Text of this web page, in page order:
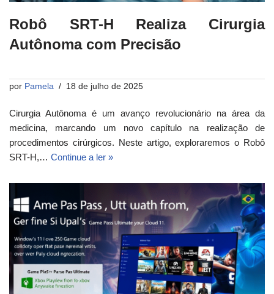
Robô SRT-H Realiza Cirurgia
Autônoma com Precisão
por Pamela 18 de julho de 2025
Cirurgia Autônoma é um avanço revolucionário na área da
medicina, marcando um novo capítulo na realização de
procedimentos cirúrgicos. Neste artigo, exploraremos o Robô
SRT-H,… Continue a ler »